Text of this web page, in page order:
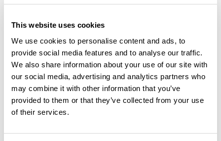
This website uses cookies
We use cookies to personalise content and ads, to
provide social media features and to analyse our traffic.
We also share information about your use of our site with
our social media, advertising and analytics partners who
may combine it with other information that you’ve
provided to them or that they’ve collected from your use
of their services.
Avis des utilisateurs
Soyez le premier à ajouter un avis !
Ajouter un avis